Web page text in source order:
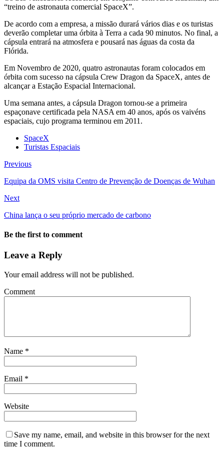
“treino de astronauta comercial SpaceX”.
De acordo com a empresa, a missão durará vários dias e os turistas
deverão completar uma órbita à Terra a cada 90 minutos. No final, a
cápsula entrará na atmosfera e pousará nas águas da costa da
Flórida.
Em Novembro de 2020, quatro astronautas foram colocados em
órbita com sucesso na cápsula Crew Dragon da SpaceX, antes de
alcançar a Estação Espacial Internacional.
Uma semana antes, a cápsula Dragon tornou-se a primeira
espaçonave certificada pela NASA em 40 anos, após os vaivéns
espaciais, cujo programa terminou em 2011.
SpaceX
Turistas Espaciais
Previous
Equipa da OMS visita Centro de Prevenção de Doenças de Wuhan
Next
China lança o seu próprio mercado de carbono
Be the first to comment
Leave a Reply
Your email address will not be published.
Comment
Name *
Email *
Website
Save my name, email, and website in this browser for the next
time I comment.